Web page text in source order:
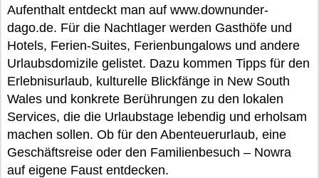
Aufenthalt entdeckt man auf www.downunder-
dago.de. Für die Nachtlager werden Gasthöfe und
Hotels, Ferien-Suites, Ferienbungalows und andere
Urlaubsdomizile gelistet. Dazu kommen Tipps für den
Erlebnisurlaub, kulturelle Blickfänge in New South
Wales und konkrete Berührungen zu den lokalen
Services, die die Urlaubstage lebendig und erholsam
machen sollen. Ob für den Abenteuerurlaub, eine
Geschäftsreise oder den Familienbesuch – Nowra
auf eigene Faust entdecken.